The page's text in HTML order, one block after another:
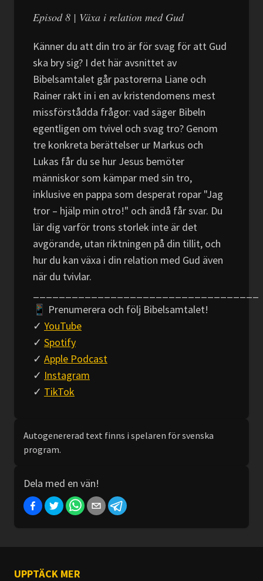
Episod 8 | Växa i relation med Gud
Känner du att din tro är för svag för att Gud
ska bry sig? I det här avsnittet av
Bibelsamtalet går pastorerna Liane och
Rainer rakt in i en av kristendomens mest
missförstådda frågor: vad säger Bibeln
egentligen om tvivel och svag tro? Genom
tre konkreta berättelser ur Markus och
Lukas får du se hur Jesus bemöter
människor som kämpar med sin tro,
inklusive en pappa som desperat ropar "Jag
tror – hjälp min otro!" och ändå får svar. Du
lär dig varför trons storlek inte är det
avgörande, utan riktningen på din tillit, och
hur du kan växa i din relation med Gud även
när du tvivlar.
📱 Prenumerera och följ Bibelsamtalet!
✓ YouTube
✓ Spotify
✓ Apple Podcast
✓ Instagram
✓ TikTok
Autogenererad text finns i spelaren för svenska
program.
Dela med en vän!
UPPTÄCK MER